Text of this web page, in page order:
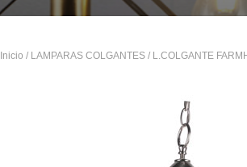
Inicio / LAMPARAS COLGANTES / L.COLGANTE